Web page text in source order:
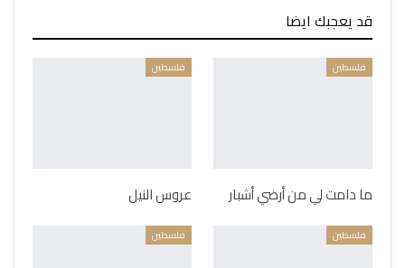
قد يعجبك ايضا
فلسطين
ما دامت لي من أرضي أشبار
فلسطين
عروس النيل
فلسطين فلسطين